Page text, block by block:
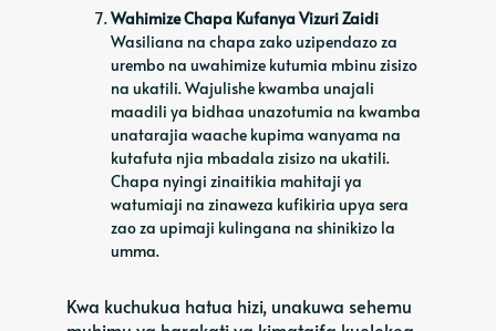
Wahimize Chapa Kufanya Vizuri Zaidi
Wasiliana na chapa zako uzipendazo za
urembo na uwahimize kutumia mbinu zisizo
na ukatili. Wajulishe kwamba unajali
maadili ya bidhaa unazotumia na kwamba
unatarajia waache kupima wanyama na
kutafuta njia mbadala zisizo na ukatili.
Chapa nyingi zinaitikia mahitaji ya
watumiaji na zinaweza kufikiria upya sera
zao za upimaji kulingana na shinikizo la
umma.
Kwa kuchukua hatua hizi, unakuwa sehemu